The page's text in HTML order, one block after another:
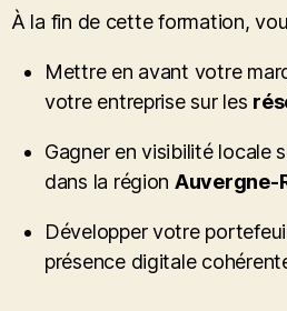
À la fin de cette formation,
Mettre en avant votre
votre entreprise sur les
Gagner en visibilité locale
dans la région Auvergne-
Développer votre
présence digitale